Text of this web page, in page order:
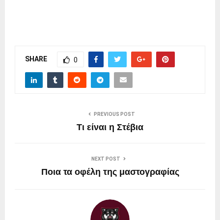
SHARE 0
PREVIOUS POST
Τι είναι η Στέβια
NEXT POST
Ποια τα οφέλη της μαστογραφίας